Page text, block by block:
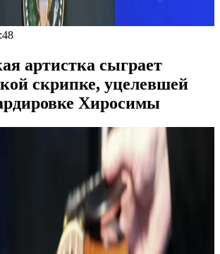
артистка сыграет
скрипке, уцелевшей
Хиросимы